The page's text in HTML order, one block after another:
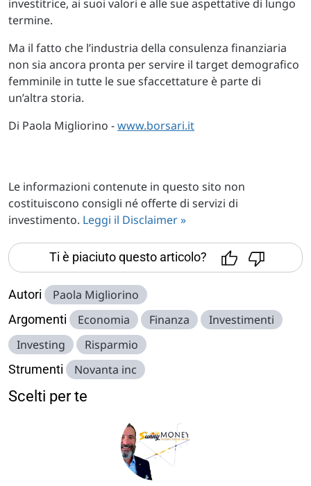
investitrice, ai suoi valori e alle sue aspettative di lungo
termine.
Ma il fatto che l’industria della consulenza finanziaria
non sia ancora pronta per servire il target demografico
femminile in tutte le sue sfaccettature è parte di
un’altra storia.
Di Paola Migliorino -www.borsari.it
Le informazioni contenute in questo sito non
costituiscono consigli né offerte di servizi di
investimento. Leggi il Disclaimer »
Ti è piaciuto questo articolo?
Autori Paola Migliorino
Argomenti Economia Finanza
Investimenti
Investing
Risparmio
Strumenti Novanta inc
Scelti per te